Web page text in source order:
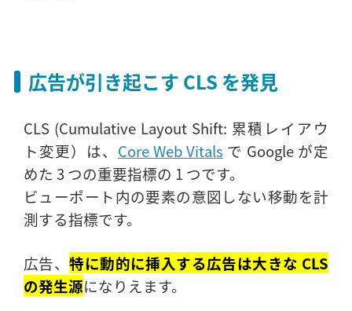
広告が引き起こす CLS を発見
CLS (Cumulative Layout Shift: 累積レイアウ
ト変更）は、 Core Web Vitals で Google が定
めた 3 つの重要指標の 1 つです。
ビューポート内の要素の意図しない移動を計
測する指標です。
広告、特に動的に挿入する広告は大きな CLS
の発生源になりえます。